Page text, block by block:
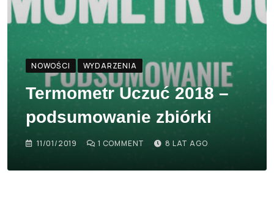
NOWOŚCI WYDARZENIA
Termometr Uczuć 2018 –
podsumowanie zbiórki
11/01/2019 1 COMMENT 8 LAT AGO